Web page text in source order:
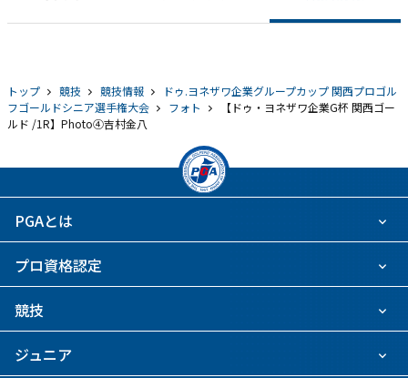
トップ 競技 競技情報
ドゥ.ヨネザワ企業グループカップ 関西プロゴル
フゴールドシニア選手権大会
フォト
【ドゥ・ヨネザワ企業G杯 関西ゴー
ルド /1R】Photo④吉村金八
PGAとは
プロ資格認定
競技
ジュニア